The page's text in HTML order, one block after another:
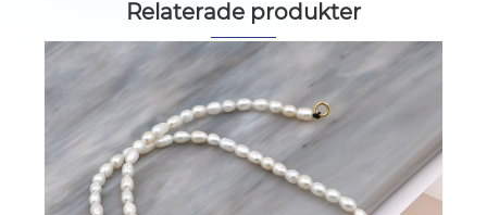
Relaterade produkter